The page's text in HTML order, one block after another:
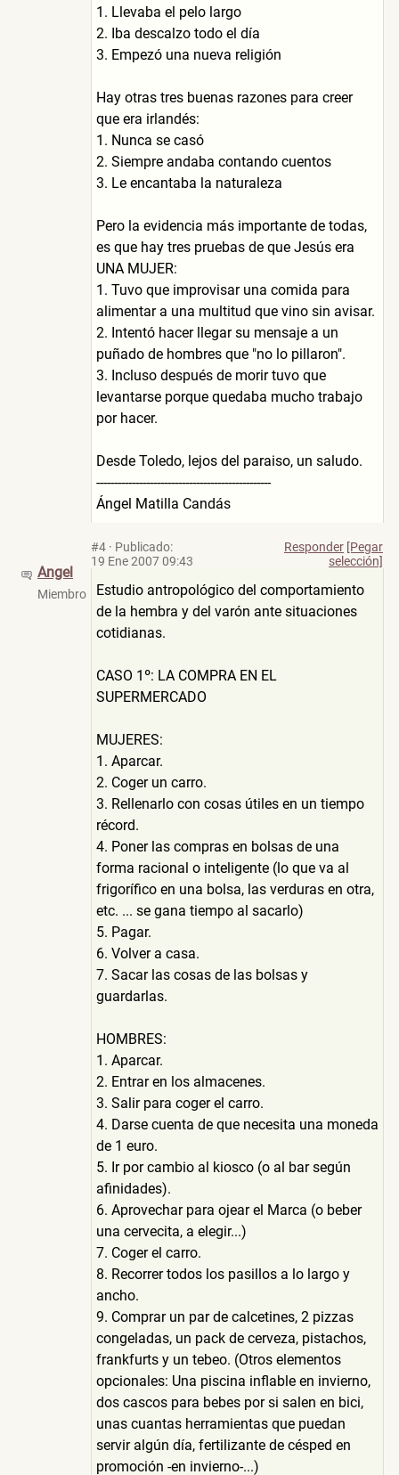
1. Llevaba el pelo largo
2. Iba descalzo todo el día
3. Empezó una nueva religión
Hay otras tres buenas razones para creer
que era irlandés:
1. Nunca se casó
2. Siempre andaba contando cuentos
3. Le encantaba la naturaleza
Pero la evidencia más importante de todas,
es que hay tres pruebas de que Jesús era
UNA MUJER:
1. Tuvo que improvisar una comida para
alimentar a una multitud que vino sin avisar.
2. Intentó hacer llegar su mensaje a un
puñado de hombres que "no lo pillaron".
3. Incluso después de morir tuvo que
levantarse porque quedaba mucho trabajo
por hacer.
Desde Toledo, lejos del paraiso, un saludo.
-------------------------------------------------
Ángel Matilla Candás
Angel
Miembro
#4 · Publicado:
19 Ene 2007 09:43
Responder [Pegar
selección]
Estudio antropológico del comportamiento
de la hembra y del varón ante situaciones
cotidianas.
CASO 1º: LA COMPRA EN EL
SUPERMERCADO
MUJERES:
1. Aparcar.
2. Coger un carro.
3. Rellenarlo con cosas útiles en un tiempo
récord.
4. Poner las compras en bolsas de una
forma racional o inteligente (lo que va al
frigorífico en una bolsa, las verduras en otra,
etc. ... se gana tiempo al sacarlo)
5. Pagar.
6. Volver a casa.
7. Sacar las cosas de las bolsas y
guardarlas.
HOMBRES:
1. Aparcar.
2. Entrar en los almacenes.
3. Salir para coger el carro.
4. Darse cuenta de que necesita una moneda
de 1 euro.
5. Ir por cambio al kiosco (o al bar según
afinidades).
6. Aprovechar para ojear el Marca (o beber
una cervecita, a elegir...)
7. Coger el carro.
8. Recorrer todos los pasillos a lo largo y
ancho.
9. Comprar un par de calcetines, 2 pizzas
congeladas, un pack de cerveza, pistachos,
frankfurts y un tebeo. (Otros elementos
opcionales: Una piscina inflable en invierno,
dos cascos para bebes por si salen en bici,
unas cuantas herramientas que puedan
servir algún día, fertilizante de césped en
promoción -en invierno-...)